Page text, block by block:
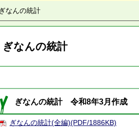
ぎなんの統計
ぎなんの統計
ぎなんの統計 令和8年3月作成
ぎなんの統計(全編)(PDF/1886KB)